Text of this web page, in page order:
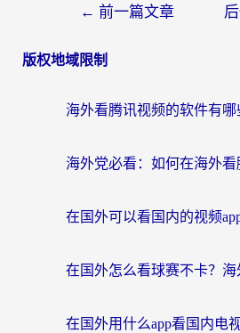
← 前一篇文章
版权地域限制